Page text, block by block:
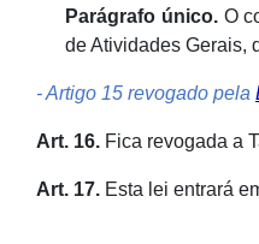
Parágrafo único.O
de Atividades Gerais,
- Artigo 15 revogado pela
Art. 16. Fica revogada a
Art. 17. Esta lei entrará